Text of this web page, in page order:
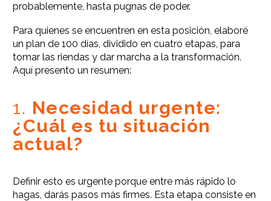
probablemente, hasta pugnas de poder.
Para quienes se encuentren en esta posición, elaboré
un plan de 100 días, dividido en cuatro etapas, para
tomar las riendas y dar marcha a la transformación.
Aquí presento un resumen:
1. Necesidad urgente:
¿Cuál es tu situación
actual?
Definir esto es urgente porque entre más rápido lo
hagas, darás pasos más firmes. Esta etapa consiste en